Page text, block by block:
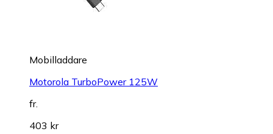
Mobilladdare
Motorola TurboPower 125W
fr.
403 kr